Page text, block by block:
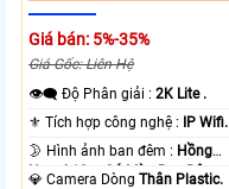
Giá bán: 5%-35%
Giá Gốc: Liên Hệ
👁️‍🗨 Độ Phân giải :2K Lite .
⚜️ Tích hợp công nghệ :
IP Wifi.
🌛 Hình ảnh ban đêm : Hồng
Ngoại 10m Có Màu Ban Ðêm.
💎 Camera DòngThân Plastic.